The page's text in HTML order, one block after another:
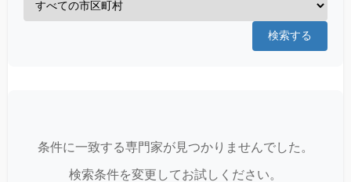
検索する
条件に一致する専門家が見つかりませんでした。
検索条件を変更してお試しください。